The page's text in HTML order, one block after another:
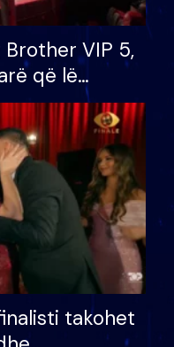
Brother VIP 5,
që lë
për
takohet